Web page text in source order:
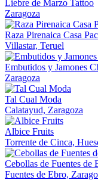
Liebre de Marzo Tattoo
Zaragoza
Raza Pirenaica Casa
Villastar, Teruel
Embutidos y Jamones
Zaragoza
Tal Cual Moda
Calatayud, Zaragoza
Albice Fruits
Torrente de Cinca,
Cebollas de Fuentes de
Fuentes de Ebro,